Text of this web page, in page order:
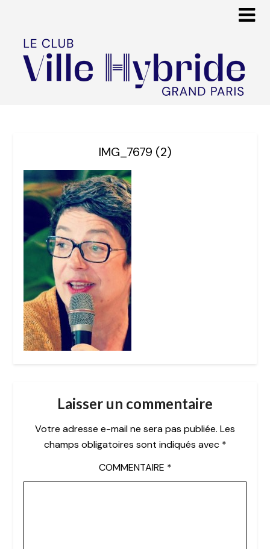
IMG_7679 (2)
Laisser un commentaire
Votre adresse e-mail ne sera pas publiée. Les
champs obligatoires sont indiqués avec *
COMMENTAIRE *